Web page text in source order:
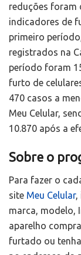
reduções foram
indicadores de
primeiro
registrados na
período foram
furto de
470 casos a
Meu Celular,
10.870 após a
Sobre o
Para fazer o
site Meu Celular,
marca, modelo,
aparelho
furtado ou